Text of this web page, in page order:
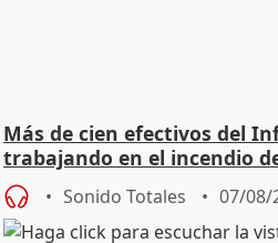
Más de cien efectivos del
trabajando en el incendio
Sonido Totales 07/08/